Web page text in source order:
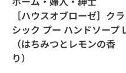
［ハウスオブローゼ］クラ
シック プー ハンドソープ
（はちみつとレモンの香
り）